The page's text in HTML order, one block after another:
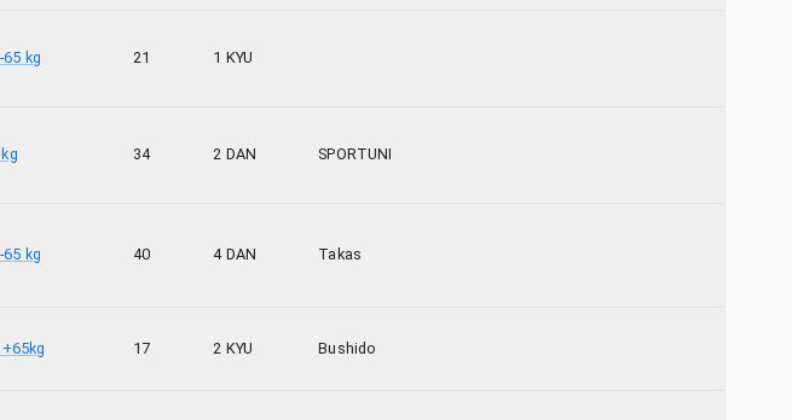
kg 21 1 KYU
34 2 DAN SPORTUNI
kg 40 4 DAN Takas
17 2 KYU Bushido